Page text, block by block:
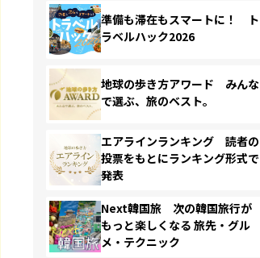
準備も滞在もスマートに！ ト
ラベルハック2026
地球の歩き方アワード みんな
で選ぶ、旅のベスト。
エアラインランキング 読者の
投票をもとにランキング形式で
発表
Next韓国旅 次の韓国旅行が
もっと楽しくなる 旅先・グル
メ・テクニック